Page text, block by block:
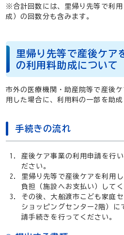
※合計回数には、里帰り先等で利
成）の回数分も含みます。
里帰り先等で産後ケア
の利用料助成について
市外の医療機関・助産院等で産後
用した場合に、利用料の一部を助成
手続きの流れ
産後ケア事業の利用申請を行
ださい。
里帰り先等で産後ケアを利用
負担（施設へお支払い）してく
その後、大船渡市こども家庭セ
ショッピングセンター2階）に
請手続きを行ってください。